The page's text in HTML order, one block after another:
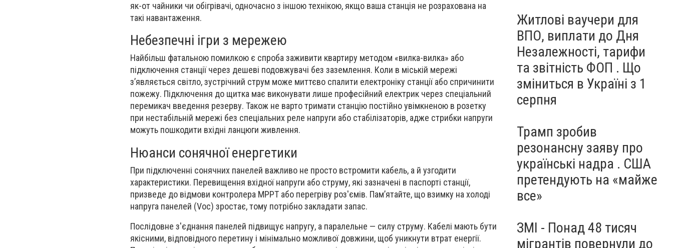
як-от чайники чи обігрівачі, одночасно з іншою технікою, якщо ваша станція не розрахована на
такі навантаження.
Небезпечні ігри з мережею
Найбільш фатальною помилкою є спроба заживити квартиру методом «вилка-вилка» або
підключення станції через дешеві подовжувачі без заземлення. Коли в міській мережі
з’являється світло, зустрічний струм може миттєво спалити електроніку станції або спричинити
пожежу. Підключення до щитка має виконувати лише професійний електрик через спеціальний
перемикач введення резерву. Також не варто тримати станцію постійно увімкненою в розетку
при нестабільній мережі без спеціальних реле напруги або стабілізаторів, адже стрибки напруги
можуть пошкодити вхідні ланцюги живлення.
Нюанси сонячної енергетики
При підключенні сонячних панелей важливо не просто встромити кабель, а й узгодити
характеристики. Перевищення вхідної напруги або струму, які зазначені в паспорті станції,
призведе до відмови контролера MPPT або перегріву роз'ємів. Пам’ятайте, що взимку на холоді
напруга панелей (Voc) зростає, тому потрібно закладати запас.
Послідовне з'єднання панелей підвищує напругу, а паралельне — силу струму. Кабелі мають бути
якісними, відповідного перетину і мінімально можливої довжини, щоб уникнути втрат енергії.
Житлові ваучери для
ВПО, виплати до Дня
Незалежності, тарифи
та звітність ФОП . Що
зміниться в Україні з 1
серпня
Трамп зробив
резонансну заяву про
українські надра . США
претендують на «майже
все»
ЗМІ - Понад 48 тисяч
мігрантів повернули до